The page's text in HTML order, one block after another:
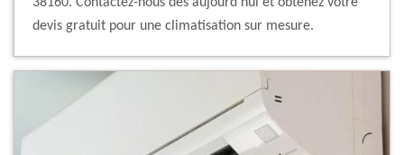
devis gratuit pour une climatisation sur mesure.